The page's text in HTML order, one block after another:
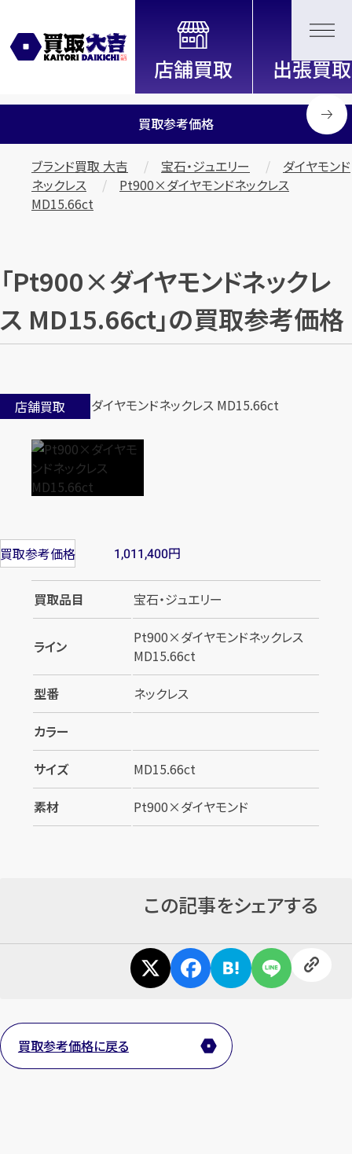
全国2200店舗以上展開中！
信頼と実績の買取専門店「買取大
吉」
分！ 今すぐ査定金額をお伝えいたします
【総合受付】24時間・年中無休(年末年始除く)
買取参考価格
ブランド買取 大吉 宝石・ジュエリー
ダイヤモンド
ネックレス
Pt900×ダイヤモンドネックレス
MD15.66ct
「Pt900×ダイヤモンドネックレ
ス MD15.66ct」の買取参考価格
店舗買取
買取参考価格 1,011,400円
買取品目 宝石・ジュエリー
ライン
Pt900×ダイヤモンドネックレス
MD15.66ct
型番
ネックレス
カラー
サイズ
MD15.66ct
素材
Pt900×ダイヤモンド
この記事をシェアする
買取参考価格に戻る